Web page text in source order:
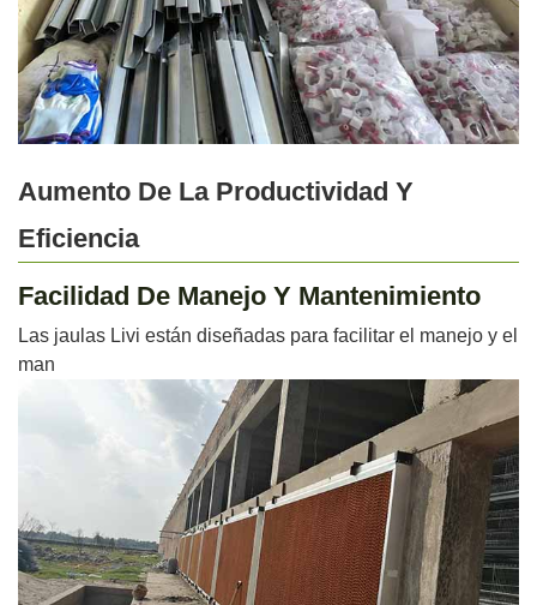
Aumento De La Productividad Y
Eficiencia
Facilidad De Manejo Y Mantenimiento
Las jaulas Livi están diseñadas para facilitar el manejo y el
man